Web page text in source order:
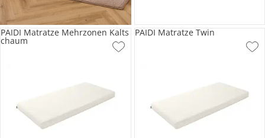
PAIDI Matratze Mehrzonen Kalts
chaum
PAIDI Matratze Twin